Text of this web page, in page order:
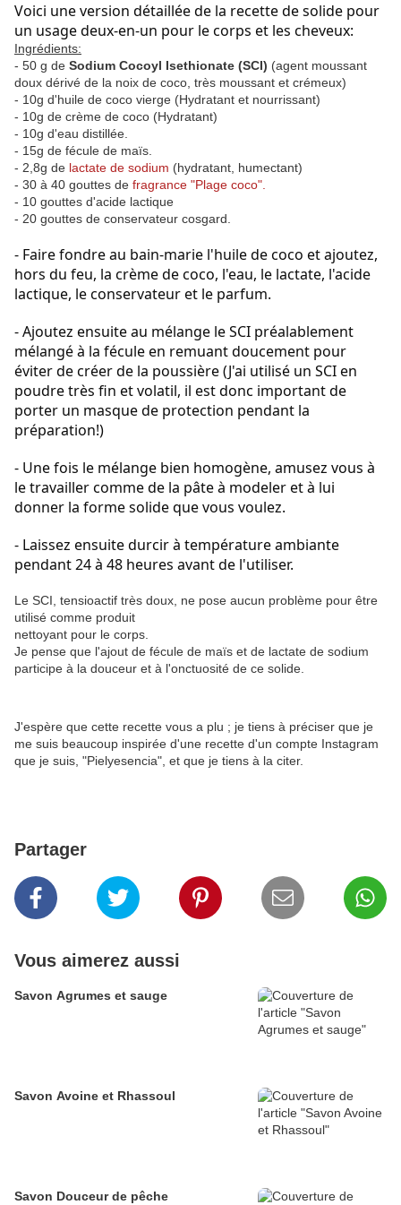
Voici une version détaillée de la recette de solide pour
un usage deux-en-un pour le corps et les cheveux:
Ingrédients:
- 50 g de Sodium Cocoyl Isethionate (SCI) (agent moussant
doux dérivé de la noix de coco, très moussant et crémeux)
- 10g d'huile de coco vierge (Hydratant et nourrissant)
- 10g de crème de coco (Hydratant)
- 10g d'eau distillée.
- 15g de fécule de maïs.
- 2,8g de lactate de sodium (hydratant, humectant)
- 30 à 40 gouttes de fragrance "Plage coco".
- 10 gouttes d'acide lactique
- 20 gouttes de conservateur cosgard.
- Faire fondre au bain-marie l'huile de coco et ajoutez,
hors du feu, la crème de coco, l'eau, le lactate, l'acide
lactique, le conservateur et le parfum.
- Ajoutez ensuite au mélange le SCI préalablement
mélangé à la fécule en remuant doucement pour
éviter de créer de la poussière (J'ai utilisé un SCI en
poudre très fin et volatil, il est donc important de
porter un masque de protection pendant la
préparation!)
- Une fois le mélange bien homogène, amusez vous à
le travailler comme de la pâte à modeler et à lui
donner la forme solide que vous voulez.
- Laissez ensuite durcir à température ambiante
pendant 24 à 48 heures avant de l'utiliser.
Le SCI, tensioactif très doux, ne pose aucun problème pour être
utilisé comme produit
nettoyant pour le corps.
Je pense que l'ajout de fécule de maïs et de lactate de sodium
participe à la douceur et à l'onctuosité de ce solide.
J'espère que cette recette vous a plu ; je tiens à préciser que je
me suis beaucoup inspirée d'une recette d'un compte Instagram
que je suis, "Pielyesencia", et que je tiens à la citer.
Partager
Vous aimerez aussi
Savon Agrumes et sauge
Savon Avoine et Rhassoul
Savon Douceur de pêche